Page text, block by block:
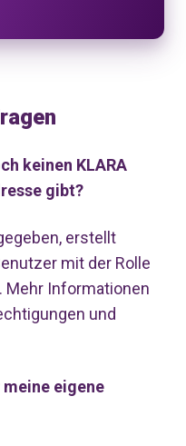
keinen KLARA
gibt?
erstellt
mit der Rolle
Mehr Informationen
und
eigene